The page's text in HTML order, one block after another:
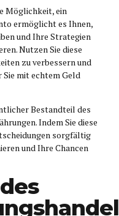
Möglichkeit, ein
ermöglicht es Ihnen,
und Ihre Strategien
Nutzen Sie diese
zu verbessern und
mit echtem Geld
Bestandteil des
Indem Sie diese
sorgfältig
und Ihre Chancen